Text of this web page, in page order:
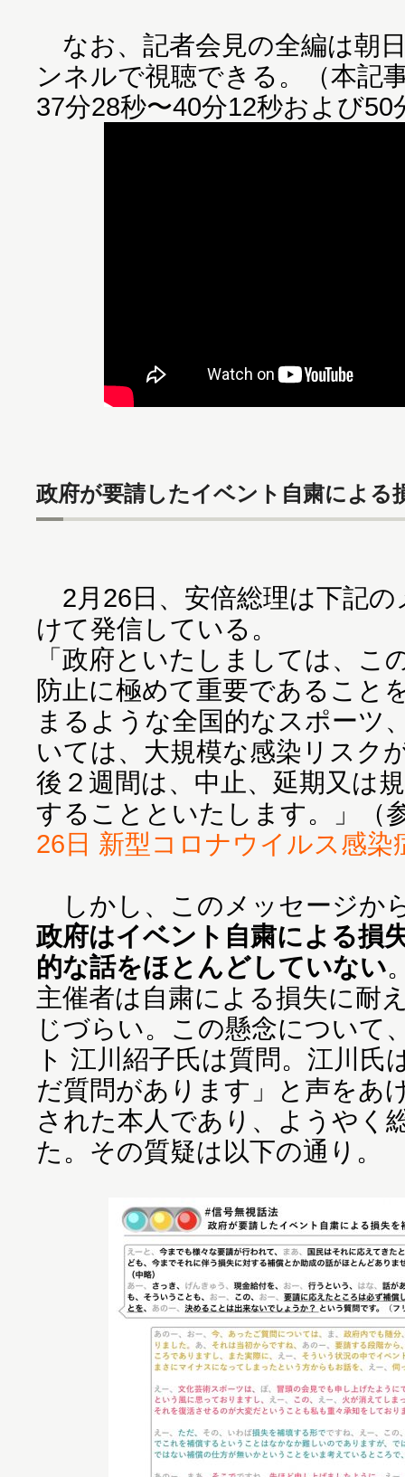
なお、記者会見の全編は朝
ンネルで視聴できる。（本記
政府が要請したイベント自粛による
2月26日、安倍総理は下記
けて発信している。
「政府といたしましては、こ
防止に極めて重要であること
まるような全国的なスポーツ
いては、大規模な感染リスク
後２週間は、中止、延期又は
することといたします。」（
26日 新型コロナウイルス感染
しかし、このメッセージか
政府はイベント自粛による損
的な話をほとんどしていない
主催者は自粛による損失に耐
じづらい。この懸念について
ト 江川紹子氏は質問。江川氏
だ質問があります」と声をあ
された本人であり、ようやく
た。その質疑は以下の通り。